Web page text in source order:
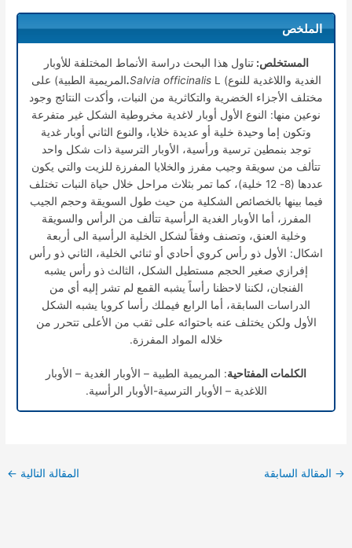
الملخص
المستخلص:تناول هذا البحث دراسة الأنماط المختلفة للأوبار
الغدية واللاغدية للنوع)
L
.المريمية الطبية) على
مختلف الأجزاء الخضرية والتكاثرية من النبات، وأكدت النتائج وجود
نوعين منها: النوع الأول أوبار لاغدية مخروطية الشكل غير متفرعة
وتكون إما وحيدة خلية أو عديدة خلايا، والنوع الثاني أوبار غدية
توجد بنمطين ترسية ورأسية، الأوبار الترسية ذات شكل واحد
تتألف من سويقة وجيب مفرز والخلايا المفرزة للزيت والتي يكون
عددها (8- 12 خلية)، كما تمر بثلاث مراحل خلال حياة النبات تختلف
فيما بينها بالخصائص الشكلية من حيث طول السويقة وحجم الجيب
المفرز، أما الأوبار الغدية الرأسية تتألف من الرأس والسويقة
وخلية العنق، وتصنف وفقاً لشكل الخلية الرأسية الى أربعة
اشكال: الأول ذو رأس كروي أحادي أو ثنائي الخلية، الثاني ذو رأس
إفرازي صغير الحجم مستطيل الشكل، الثالث ذو رأس يشبه
الفنجان، لكننا لاحظنا رأساً يشبه القمع لم تشر إليه أي من
الدراسات السابقة، أما الرابع فيملك رأسا كرويا يشبه الشكل
الأول ولكن يختلف عنه باحتوائه على ثقب من الأعلى تتحرر من
خلاله المواد المفرزة.
الكلمات المفتاحية: المريمية الطبية – الأوبار الغدية – الأوبار
اللاغدية – الأوبار الترسية-الأوبار الرأسية.
→ المقالة السابقة المقالة التالية ←